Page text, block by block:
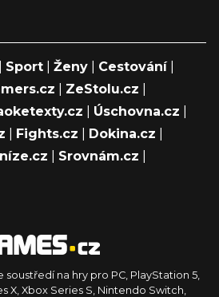
Sport Ženy Cestování|
ZeStolu.cz
Úschovna.cz
Fights.cz Dokina.cz
Srovnám.cz
soustředí na hry pro PC, PlayStation 5,
X, Xbox Series S, Nintendo Switch,